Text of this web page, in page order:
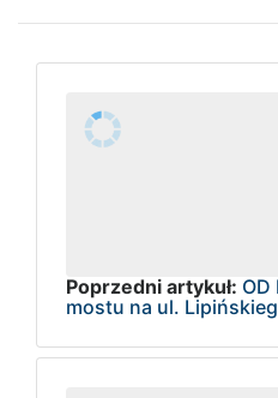
Poprzedni artykuł: OD
mostu na ul.